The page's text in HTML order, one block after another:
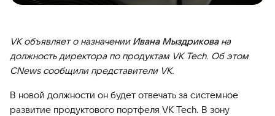
VK объявляет о назначении Ивана Мыздрикована
должность директора по продуктам VK Tech. Об этом
CNews сообщили представители VK.
В новой должности он будет отвечать за системное
развитие продуктового портфеля VK Tech. В зону